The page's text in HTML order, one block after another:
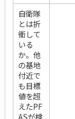
自衛隊
とは折
衝して
いる
か。他
の基地
付近で
も目標
値を超
えたPF
ASが検